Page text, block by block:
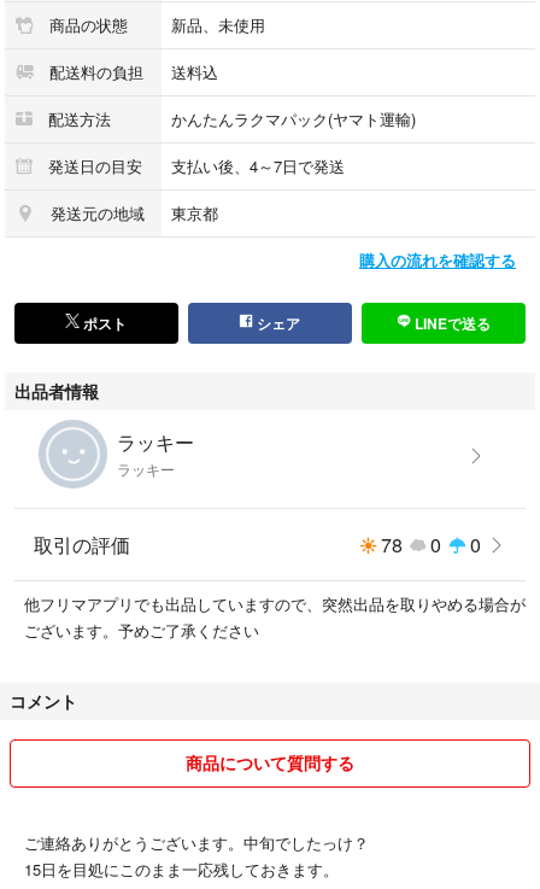
#フラワーシャワー
#ウェディング
#披露宴
#パーティー
#ウェディングドレス
#二次会
#リーフ
シチュエーション結婚式・ウェディング
カラーグリーン
シチュエーション結婚式・ウェディング
商品の状態 新品、未使用
配送料の負担 送料込
配送方法 かんたんラクマパック(ヤマト運輸)
発送日の目安 支払い後、4～7日で発送
発送元の地域 東京都
購入の流れを確認する
ポスト シェア LINEで送る
出品者情報
ラッキー
ラッキー
取引の評価 78 0 0
他フリマアプリでも出品していますので、突然出品を取りやめる場合が
ございます。予めご了承ください
コメント
商品について質問する
ご連絡ありがとうございます。中旬でしたっけ？
15日を目処にこのまま一応残しておきます。